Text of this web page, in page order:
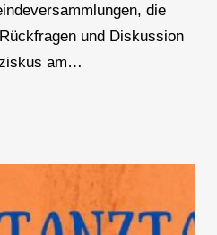
die
und Diskussion
am…